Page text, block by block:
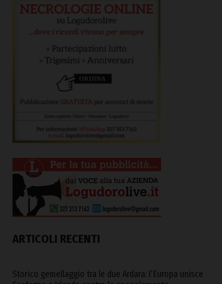
ARTICOLI RECENTI
Storico gemellaggio tra le due Ardara: l’Europa unisce